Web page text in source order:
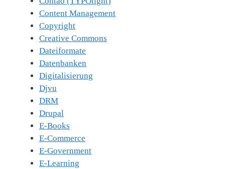
Content Management
Copyright
Creative Commons
Dateiformate
Datenbanken
Digitalisierung
Djvu
DRM
Drupal
E-Books
E-Commerce
E-Government
E-Learning